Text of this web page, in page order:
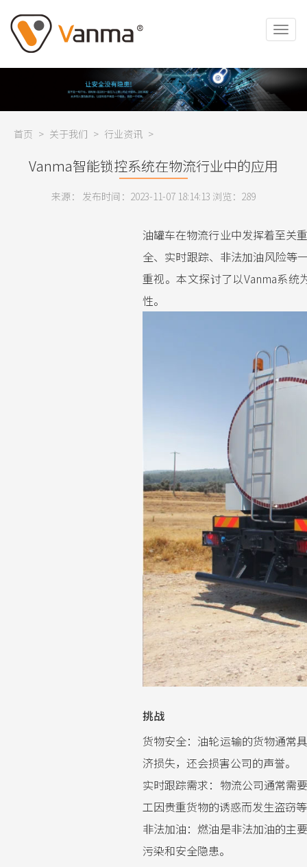
首页 > 关于我们 > 行业资讯 >
Vanma智能锁控系统在物流行业中的应用
来源： 发布时间：2023-11-07 18:14:13 浏览： 289
油罐车在物流行业中发挥着至关
全、实时跟踪、非法加油风险等
重视。本文探讨了以Vanma系
性。
挑战
货物安全：油轮运输的货物通常
济损失，还会损害公司的声誉。
实时跟踪需求：物流公司通常需
工因贵重货物的诱惑而发生盗窃
非法加油：燃油是非法加油的主
污染和安全隐患。